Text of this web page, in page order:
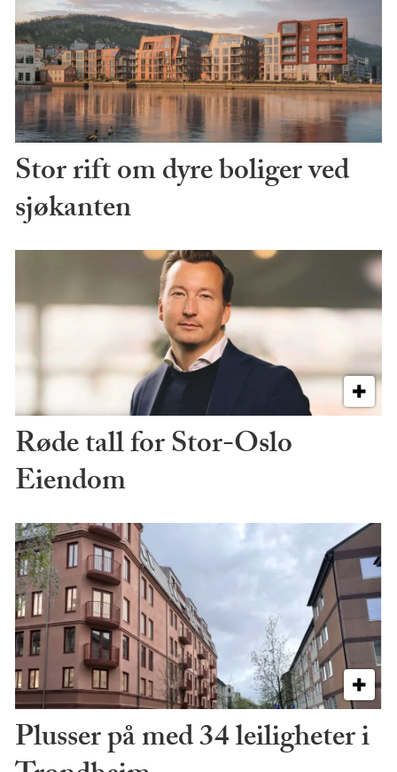
Stor rift om dyre boliger ved
sjøkanten
Røde tall for Stor-Oslo
Eiendom
Plusser på med 34 leiligheter i